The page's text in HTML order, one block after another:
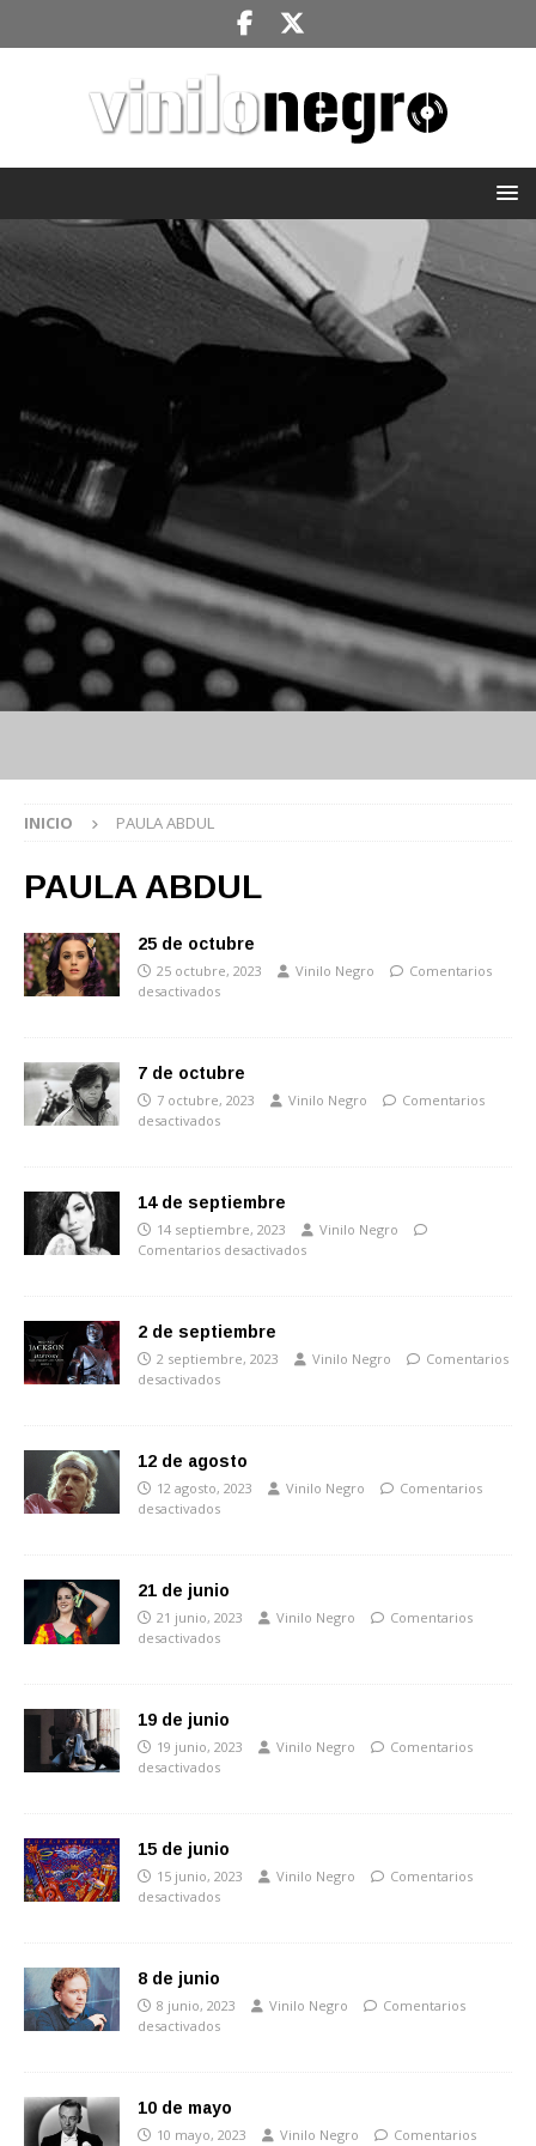
INICIO PAULA ABDUL
PAULA ABDUL
25 de octubre
25 octubre, 2023 Vinilo Negro
Comentarios
desactivados
7 de octubre
7 octubre, 2023 Vinilo Negro
Comentarios
desactivados
14 de septiembre
14 septiembre, 2023
Vinilo Negro
Comentarios desactivados
2 de septiembre
2 septiembre, 2023 Vinilo Negro
Comentarios
desactivados
12 de agosto
12 agosto, 2023 Vinilo Negro
Comentarios
desactivados
21 de junio
21 junio, 2023 Vinilo Negro
Comentarios
desactivados
19 de junio
19 junio, 2023 Vinilo Negro
Comentarios
desactivados
15 de junio
15 junio, 2023 Vinilo Negro
Comentarios
desactivados
8 de junio
8 junio, 2023 Vinilo Negro
Comentarios
desactivados
10 de mayo
10 mayo, 2023 Vinilo Negro Comentarios